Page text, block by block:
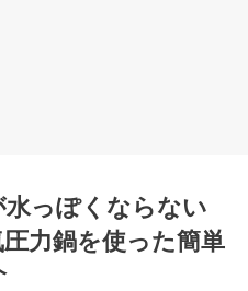
水っぽくならない
力鍋を使った簡単